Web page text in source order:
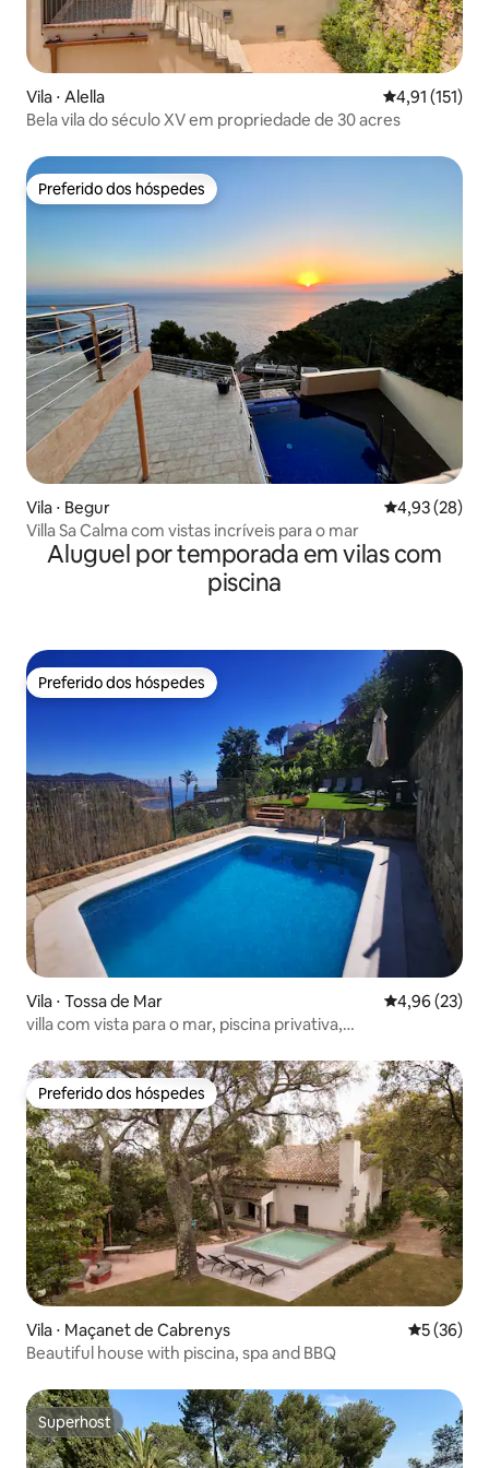
Vila ⋅ Alella 4,91 de uma
4,91 (151)
Bela vila do século XV em propriedade de 30 acres
Preferido dos hóspedes
Preferido dos hóspedes
Vila ⋅ Begur 4,93 de uma
4,93 (28)
Villa Sa Calma com vistas incríveis para o mar
Aluguel por temporada em vilas com
piscina
Preferido dos hóspedes
Preferido dos hóspedes
Vila ⋅ Tossa de Mar 4,96 de uma
4,96 (23)
villa com vista para o mar, piscina privativa,
Preferido dos hóspedes
Preferido dos hóspedes
Vila ⋅ Maçanet de Cabrenys 5 de uma
5 (36)
Beautiful house with piscina, spa and BBQ
Superhost
Superhost